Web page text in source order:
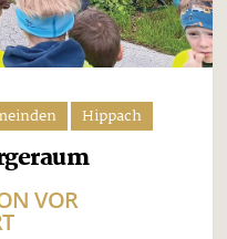
Hippach
VOR